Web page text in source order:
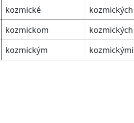
kozmické kozmických
kozmickom kozmických
kozmickým kozmickými